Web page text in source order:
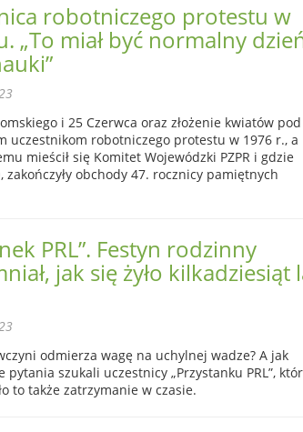
robotniczego protestu w
„To miał być normalny
i 25 Czerwca oraz złożenie kwiatów pod
uczestnikom robotniczego protestu w 1976 r., a
mieścił się Komitet Wojewódzki PZPR i gdzie
obchody 47. rocznicy pamiętnych
PRL”. Festyn rodzinny
jak się żyło kilkadziesiąt
odmierza wagę na uchylnej wadze? A jak
szukali uczestnicy „Przystanku PRL”,
to także zatrzymanie w czasie.